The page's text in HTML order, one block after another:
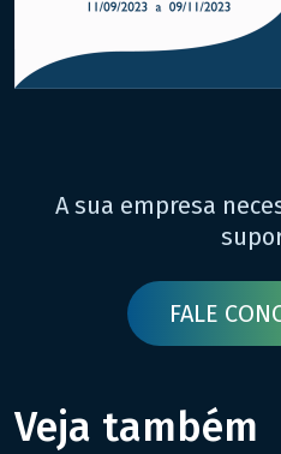
A sua empresa
FALE
Veja também